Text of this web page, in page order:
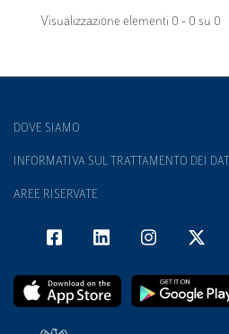
Visualizzazione elementi 0 - 0 su 0
DOVE SIAMO
INFORMATIVA SUL TRATTAMENTO DEI DATI
AREE RISERVATE